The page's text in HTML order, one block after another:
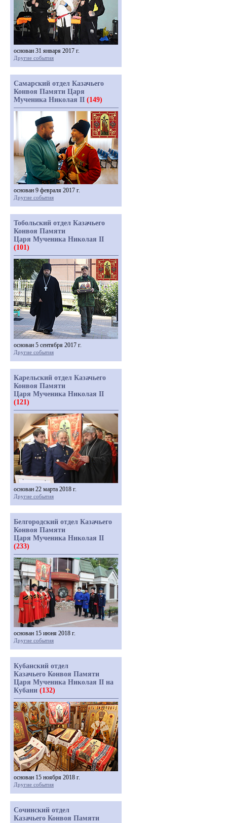
основан 31 января 2017 г.
Другие события
Самарский отдел Казачьего
Конвоя Памяти Царя
Мученика Николая II (149)
основан 9 февраля 2017 г.
Другие события
Тобольский отдел Казачьего
Конвоя Памяти
Царя Мученика Николая II
(101)
основан 5 сентября 2017 г.
Другие события
Карельский отдел Казачьего
Конвоя Памяти
Царя Мученика Николая II
(121)
основан 22 марта 2018 г.
Другие события
Белгородский отдел Казачьего
Конвоя Памяти
Царя Мученика Николая II
(233)
основан 15 июня 2018 г.
Другие события
Кубанский отдел
Казачьего Конвоя Памяти
Царя Мученика Николая II на
Кубани (132)
основан 15 ноября 2018 г.
Другие события
Сочинский отдел
Казачьего Конвоя Памяти